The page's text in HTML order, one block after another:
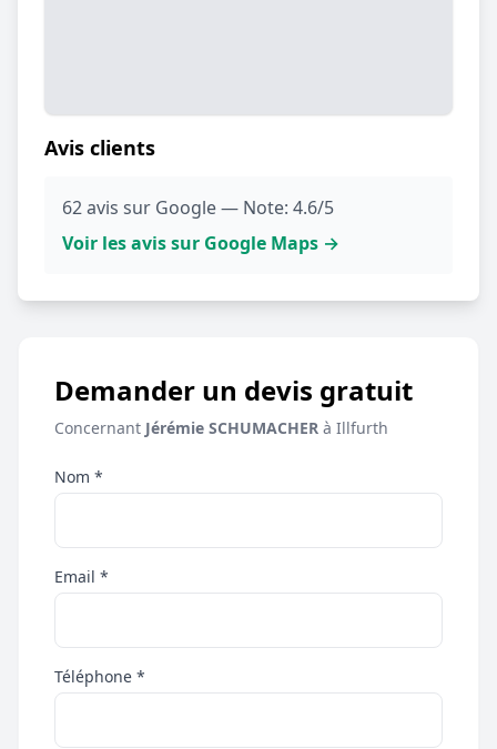
Avis clients
62 avis sur Google — Note: 4.6/5
Voir les avis sur Google Maps →
Demander un devis gratuit
Concernant Jérémie SCHUMACHER à Illfurth
Nom *
Email *
Téléphone *